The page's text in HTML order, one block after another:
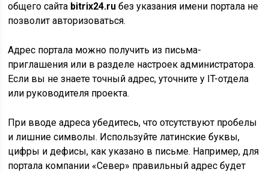
общего сайта bitrix24.ru без указания имени портала не
позволит авторизоваться.
Адрес портала можно получить из письма-
приглашения или в разделе настроек администратора.
Если вы не знаете точный адрес, уточните у IT-отдела
или руководителя проекта.
При вводе адреса убедитесь, что отсутствуют пробелы
и лишние символы. Используйте латинские буквы,
цифры и дефисы, как указано в письме. Например, для
портала компании «Север» правильный адрес будет